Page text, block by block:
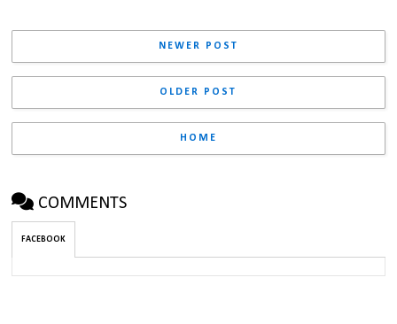
NEWER POST
OLDER POST
HOME
COMMENTS
FACEBOOK